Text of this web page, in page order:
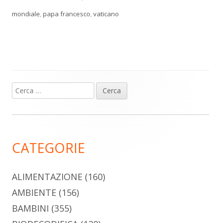
mondiale,papa francesco,vaticano
Barra
laterale
Ricerca
per:
CATEGORIE
ALIMENTAZIONE (160)
AMBIENTE (156)
BAMBINI (355)